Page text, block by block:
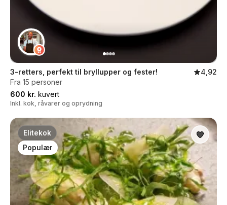
3-retters, perfekt til bryllupper og fester!
4,92
Fra 15 personer
600 kr. kuvert
Inkl. kok, råvarer og oprydning
Elitekok
Populær